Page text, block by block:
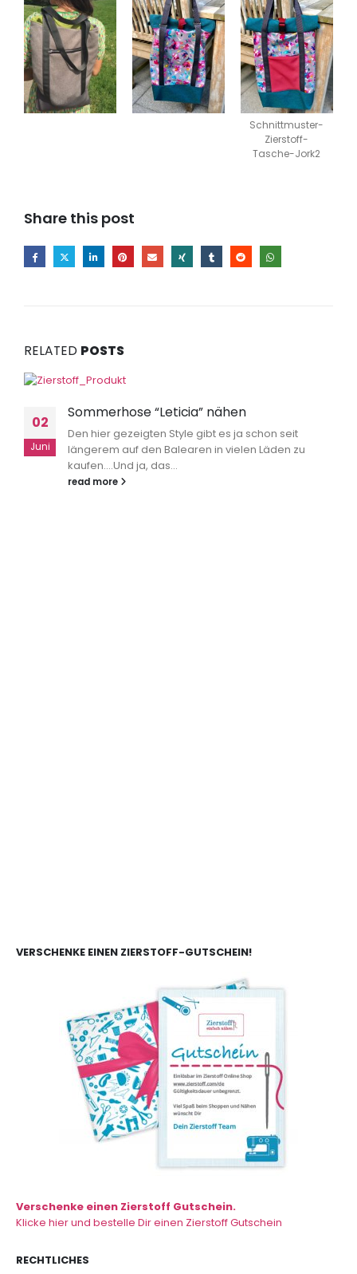
Schnittmuster-
Zierstoff-
Tasche-Jork2
Share this post
RELATED POSTS
02
Juni
Sommerhose “Leticia” nähen
Den hier gezeigten Style gibt es ja schon seit
längerem auf den Balearen in vielen Läden zu
kaufen....Und ja, das...
read more
VERSCHENKE EINEN ZIERSTOFF-GUTSCHEIN!
Verschenke einen Zierstoff Gutschein.
Klicke hier und bestelle Dir einen Zierstoff Gutschein
RECHTLICHES